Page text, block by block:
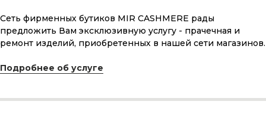
Сеть фирменных бутиков MIR CASHMERE рады
предложить Вам эксклюзивную услугу - прачечная и
ремонт изделий, приобретенных в нашей сети магазинов.
Подробнее об услуге
на Телеграм канал